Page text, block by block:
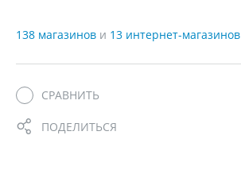
138 магазинов и 13 интернет-магазинов
СРАВНИТЬ
ПОДЕЛИТЬСЯ